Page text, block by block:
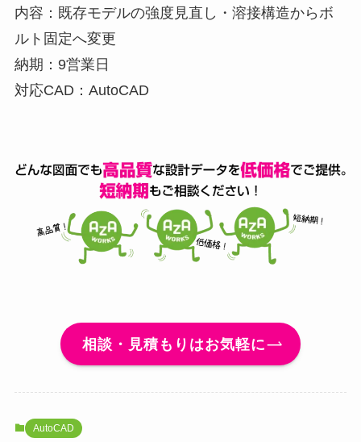
内容：既存モデルの強度見直し・溶接構造からボ
ルト固定へ変更
納期：9営業日
対応CAD：AutoCAD
相談・見積もりはお気軽に
AutoCAD